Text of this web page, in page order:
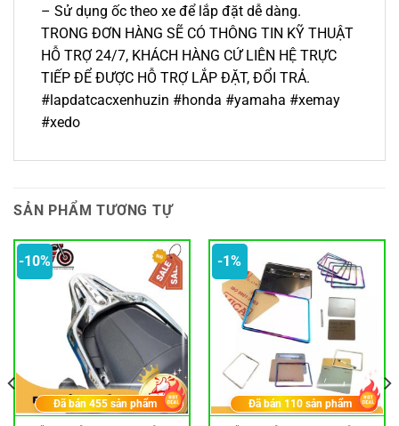
– Sử dụng ốc theo xe để lắp đặt dễ dàng.
TRONG ĐƠN HÀNG SẼ CÓ THÔNG TIN KỸ THUẬT
HỖ TRỢ 24/7, KHÁCH HÀNG CỨ LIÊN HỆ TRỰC
TIẾP ĐỂ ĐƯỢC HỖ TRỢ LẮP ĐẶT, ĐỔI TRẢ.
#lapdatcacxenhuzin #honda #yamaha #xemay
#xedo
SẢN PHẨM TƯƠNG TỰ
-10%
Đã bán455 sản phẩm
-1%
Đã bán 110 sản phẩm